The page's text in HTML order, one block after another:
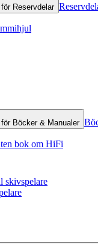
Reservdelar
Böcker & Manualer
bok om HiFi
skivspelare